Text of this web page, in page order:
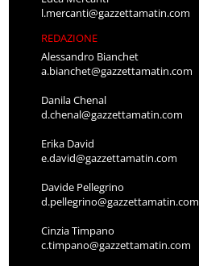
l.mercanti@gazzettamatin.com
REDAZIONE
Alessandro Bianchet
a.bianchet@gazzettamatin.com
Danila Chenal
d.chenal@gazzettamatin.com
Erika David
e.david@gazzettamatin.com
Davide Pellegrino
d.pellegrino@gazzettamatin.com
Cinzia Timpano
c.timpano@gazzettamatin.com